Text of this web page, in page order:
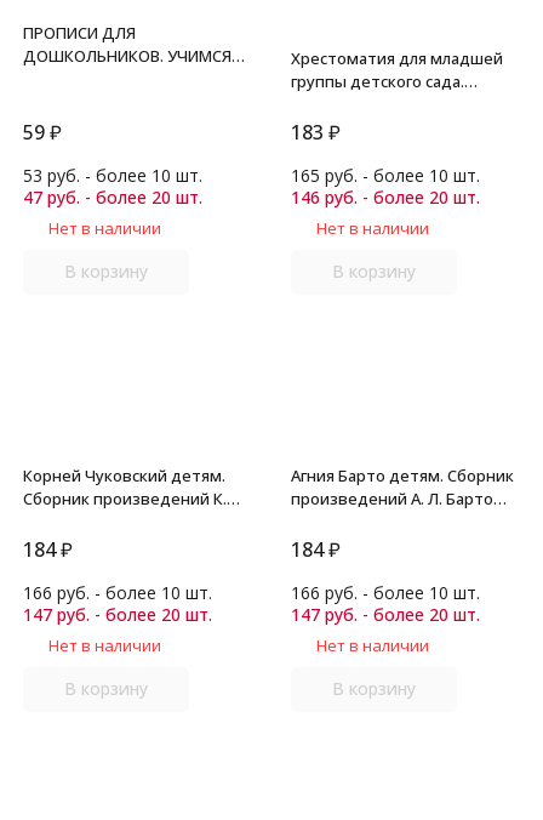
ПРОПИСИ ДЛЯ
ДОШКОЛЬНИКОВ. УЧИМСЯ
дополненное. ФГОС ДО.
59₽
53 руб. - более 10 шт.
47 руб. - более 20 шт.
Нет в наличии
В корзину
Хрестоматия для младшей
группы детского сада.
соответствии с
Государственными
Требованиями для
дошкольного образования
183 ₽
165 руб. - более 10 шт.
146 руб. - более 20 шт.
Нет в наличии
В корзину
Корней Чуковский детям.
Сборник произведений К.
дошкольного возраста
184₽
166 руб. - более 10 шт.
147 руб. - более 20 шт.
Нет в наличии
В корзину
Агния Барто детям. Сборник
произведений А. Л. Барто
возраста.
184₽
166 руб. - более 10 шт.
147 руб. - более 20 шт.
Нет в наличии
В корзину